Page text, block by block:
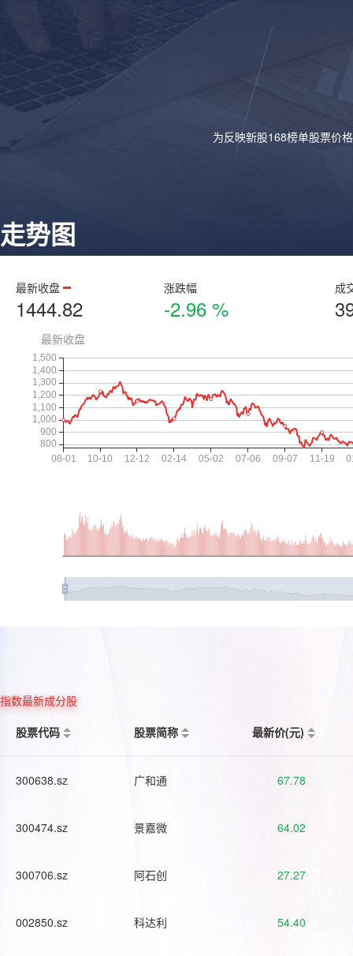
为反映新股168榜单股票价
走势图
最新收盘
1444.82
涨跌幅
-2.96 %
成
指数最新成分股
股票代码
股票简称 最新价(元)
300638.sz 广和通 67.78
300474.sz 景嘉微 64.02
300706.sz 阿石创 27.27
002850.sz 科达利 54.40